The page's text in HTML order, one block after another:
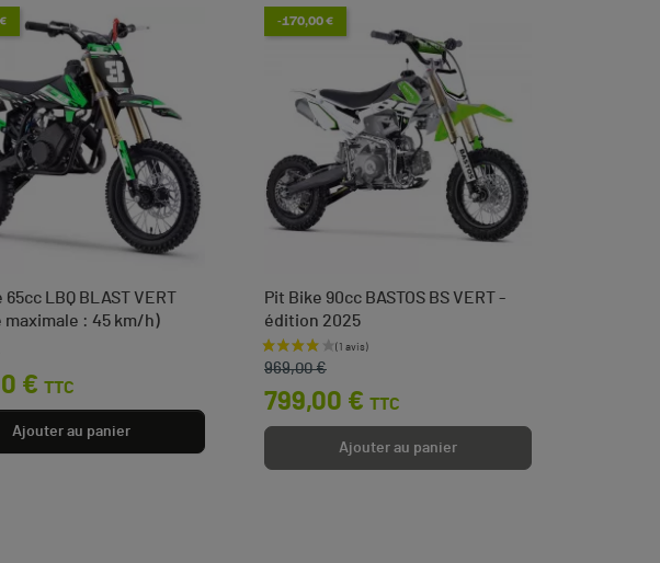
65cc LBQ BLAST VERT
maximale : 45 km/h)
€ TTC
Ajouter au panier
-170,00 €
Pit Bike 90cc BASTOS BS VERT -
édition 2025
Prix de base
969,00 €
Prix
799,00 € TTC
Ajouter au panier